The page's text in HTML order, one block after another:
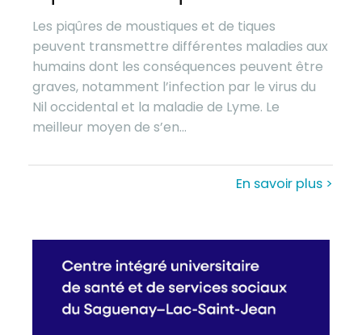
Les piqûres de moustiques et de tiques
peuvent transmettre différentes maladies aux
humains dont les conséquences peuvent être
graves, notamment l’infection par le virus du
Nil occidental et la maladie de Lyme. Le
meilleur moyen de s’en...
En savoir plus >